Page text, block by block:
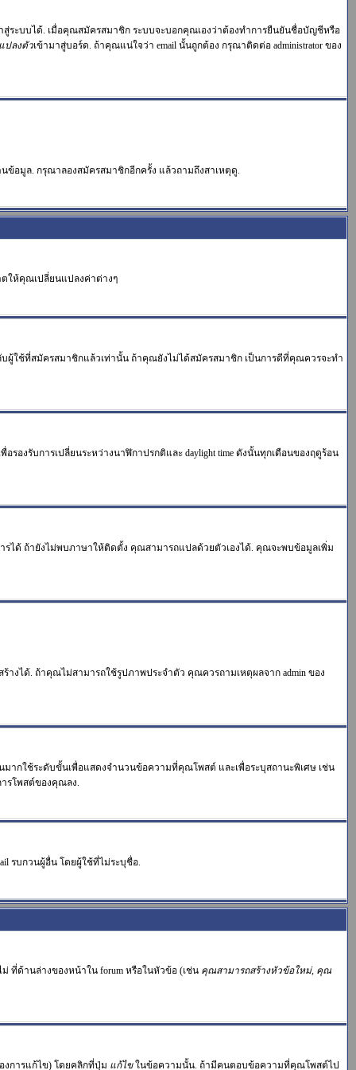
สู่ระบบได้. เมื่อคุณสมัครสมาชิก ระบบจะบอกคุณเองว่าต้องทำการยืนยันชื่อบัญชีหรือ
ปลงตัวเข้ามาสู่บอร์ด. ถ้าคุณแน่ใจว่า email นั้นถูกต้อง กรุณาติดต่อ administrator ของ
ข้อมูล. กรุณาลองสมัครสมาชิกอีกครั้ง แล้วถามถึงสาเหตุดู.
ให้คุณเปลี่ยนแปลงค่าต่างๆ
บผู้ใช้ที่สมัครสมาชิกแล้วเท่านั้น ถ้าคุณยังไม่ได้สมัครสมาชิก เป็นการดีที่คุณควรจะทำ
อรองรับการเปลี่ยนระหว่างนาฬิกาปรกติและ daylight time ดังนั้นทุกเดือนของฤดูร้อน
รได้ ถ้ายังไม่พบภาษาให้ติดตั้ง คุณสามารถแปลด้วยตัวเองได้. คุณจะพบข้อมูลเพิ่ม
งได้. ถ้าคุณไม่สามารถใช้รูปภาพประจำตัว คุณควรถามเหตุผลจาก admin ของ
กใช้ระดับขั้นเพื่อแสดงจำนวนข้อความที่คุณโพสต์ และเพื่อระบุสถานะพิเศษ เช่น
ารโพสต์ของคุณลง.
รบกวนผู้อื่น โดยผู้ใช้ที่ไม่ระบุชื่อ.
ที่ด้านล่างของหน้าใน forum หรือในหัวข้อ (เช่น คุณสามารถสร้างหัวข้อใหม่, คุณ
งการแก้ไข) โดยคลิกที่ปุ่ม แก้ไขในข้อความนั้น. ถ้ามีคนตอบข้อความที่คุณโพสต์ไป